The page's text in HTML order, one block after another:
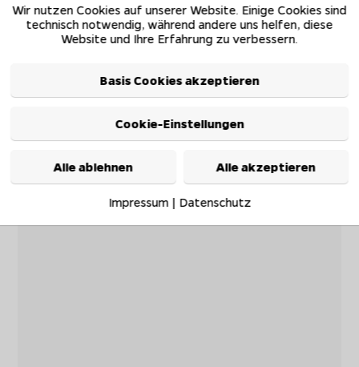
Wir nutzen Cookies auf unserer Website. Einige Cookies sind
technisch notwendig, während andere uns helfen, diese
Website und Ihre Erfahrung zu verbessern.
Basis Cookies akzeptieren
Cookie-Einstellungen
Alle ablehnen Alle akzeptieren
Impressum| Datenschutz